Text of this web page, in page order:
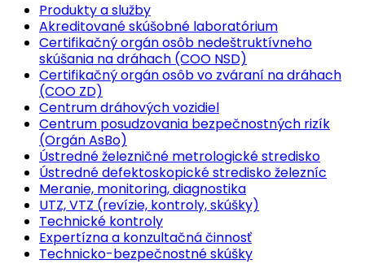
Produkty a služby
Akreditované skúšobné laboratórium
Certifikačný orgán osôb nedeštruktívneho
skúšania na dráhach (COO NSD)
Certifikačný orgán osôb vo zváraní na dráhach
(COO ZD)
Centrum dráhových vozidiel
Centrum posudzovania bezpečnostných rizík
(Orgán AsBo)
Ústredné železničné metrologické stredisko
Ústredné defektoskopické stredisko železníc
Meranie, monitoring, diagnostika
UTZ, VTZ (revízie, kontroly, skúšky)
Technické kontroly
Expertízna a konzultačná činnosť
Technicko-bezpečnostné skúšky